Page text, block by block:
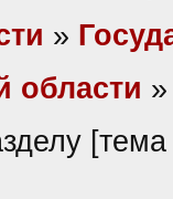
»
области